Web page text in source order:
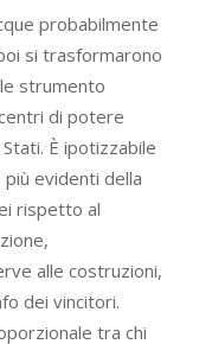
probabilmente
si trasformarono
strumento
di potere
È ipotizzabile
evidenti della
rispetto al
alle costruzioni,
dei vincitori.
tra chi